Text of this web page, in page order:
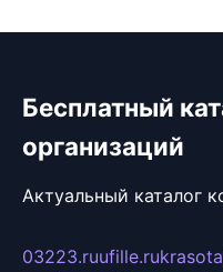
Бесплатный
организаций
Актуальный каталог
03223.ruufille.ru